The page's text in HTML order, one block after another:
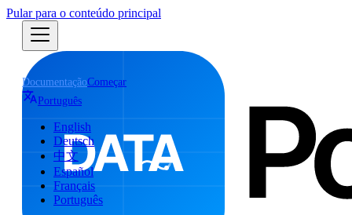
Pular para o conteúdo principal
DocumentaçãoComeçar
Português
English
Deutsch
中文
Español
Français
Português